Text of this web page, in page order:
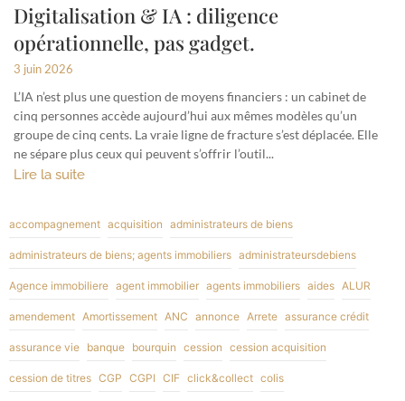
Digitalisation & IA : diligence
opérationnelle, pas gadget.
3 juin 2026
L’IA n’est plus une question de moyens financiers : un cabinet de
cinq personnes accède aujourd’hui aux mêmes modèles qu’un
groupe de cinq cents. La vraie ligne de fracture s’est déplacée. Elle
ne sépare plus ceux qui peuvent s’offrir l’outil...
Lire la suite
accompagnement acquisition administrateurs de biens
administrateurs de biens; agents immobiliers administrateursdebiens
Agence immobiliere agent immobilier agents immobiliers aides ALUR
amendement Amortissement ANC annonce Arrete assurance crédit
assurance vie banque bourquin cession cession acquisition
cession de titres CGP CGPI CIF click&collect colis